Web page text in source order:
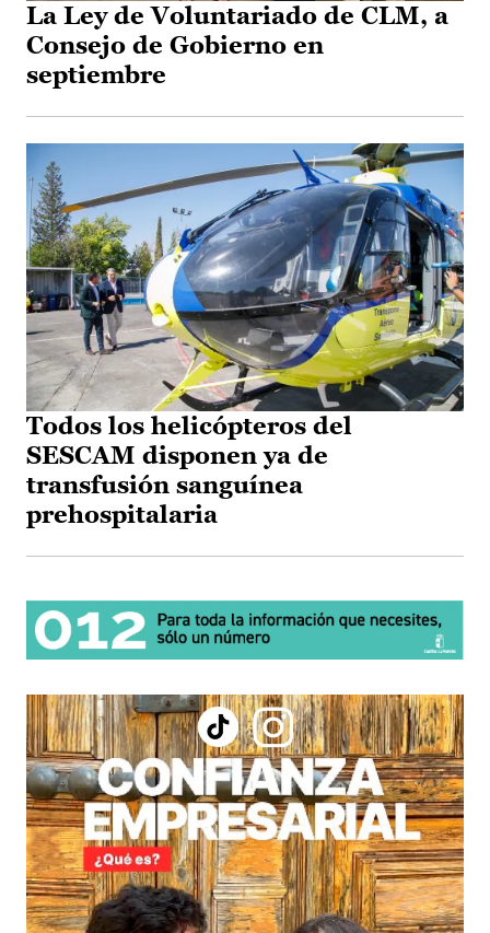
La Ley de Voluntariado de CLM, a
Consejo de Gobierno en
septiembre
Todos los helicópteros del
SESCAM disponen ya de
transfusión sanguínea
prehospitalaria